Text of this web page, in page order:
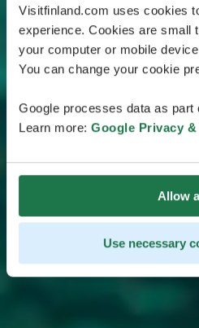
Visitfinland.com uses cookies
experience. Cookies are small
your computer or mobile
You can change your cookie
Google processes data as
Learn more: Google Privacy &
Allow
Use necessary